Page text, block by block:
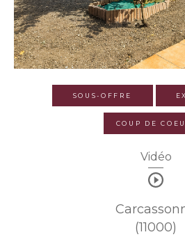
SOUS-OFFRE
COUP DE
Vidéo
(11000)